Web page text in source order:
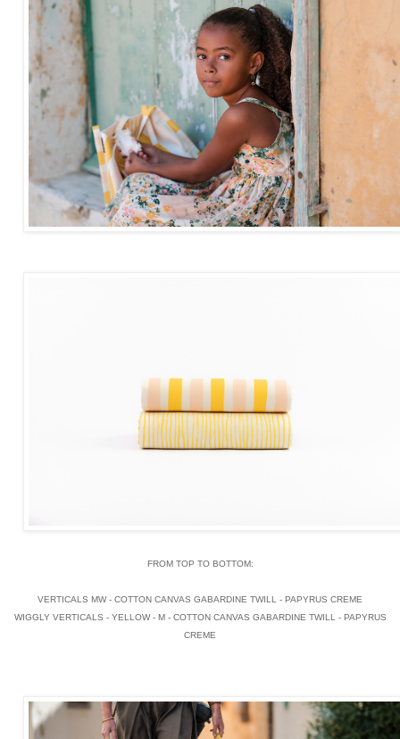
FROM TOP TO BOTTOM:
VERTICALS MW - COTTON CANVAS GABARDINE TWILL - PAPYRUS CREME
WIGGLY VERTICALS - YELLOW - M - COTTON CANVAS GABARDINE TWILL - PAPYRUS
CREME